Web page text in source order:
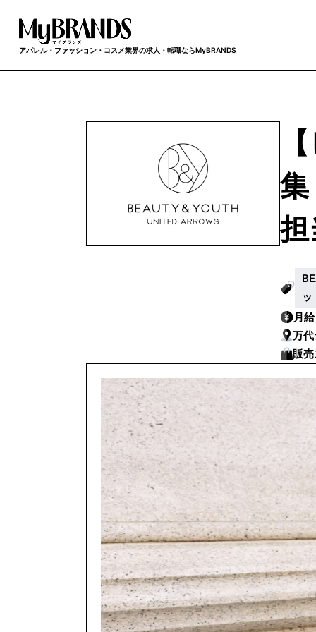
アパレル・ファッション・コスメ業界の求人・転職ならMyBRANDS
ッ
月
万
販